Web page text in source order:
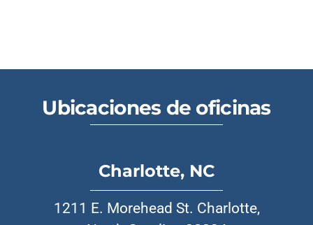
Ubicaciones de oficinas
Charlotte, NC
1211 E. Morehead St. Charlotte,